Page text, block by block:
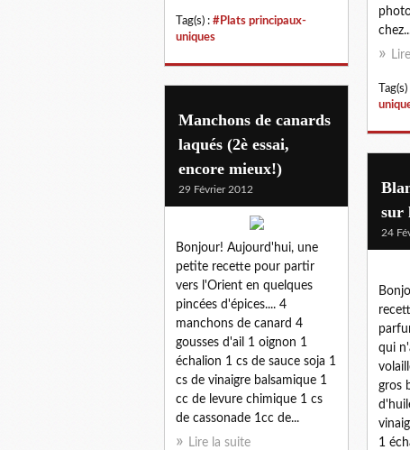
Tag(s) : #Plats principaux-
uniques
Tag(s)
Manchons de canards
laqués (2è essai,
encore mieux!)
29 Février 2012
Bonjour! Aujourd'hui, une
petite recette pour partir
vers l'Orient en quelques
pincées d'épices.... 4
manchons de canard 4
gousses d'ail 1 oignon 1
échalion 1 cs de sauce soja 1
cs de vinaigre balsamique 1
cc de levure chimique 1 cs
de cassonade 1cc de...
Lire la suite
sur
24
qui
gros
1